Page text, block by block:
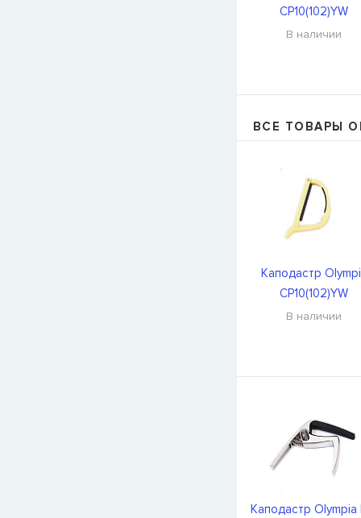
CP10(102)YW
В наличии
ВСЕ ТОВАРЫ
Каподастр
CP10(102)YW
В наличии
Каподастр Olympia